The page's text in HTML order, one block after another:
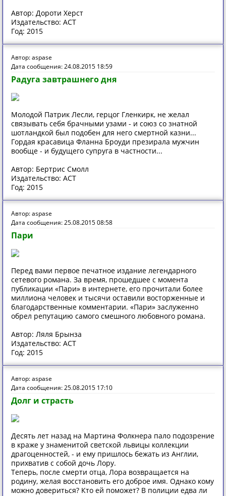
Автор: Дороти Херст
Издательство: АСТ
Год: 2015
Автор: aspase
Дата сообщения: 24.08.2015 18:59
Радуга завтрашнего дня
Молодой Патрик Лесли, герцог Гленкирк, не желал
связывать себя брачными узами - и союз со знатной
шотландкой был подобен для него смертной казни...
Гордая красавица Фланна Броуди презирала мужчин
вообще - и будущего супруга в частности...
Автор: Бертрис Смолл
Издательство: АСТ
Год: 2015
Автор: aspase
Дата сообщения: 25.08.2015 08:58
Пари
Перед вами первое печатное издание легендарного
сетевого романа. За время, прошедшее с момента
публикации «Пари» в интернете, его прочитали более
миллиона человек и тысячи оставили восторженные и
благодарственные комментарии. «Пари» заслуженно
обрел репутацию самого смешного любовного романа.
Автор: Ляля Брынза
Издательство: АСТ
Год: 2015
Автор: aspase
Дата сообщения: 25.08.2015 17:10
Долг и страсть
Десять лет назад на Мартина Фолкнера пало подозрение
в краже у знаменитой светской львицы коллекции
драгоценностей, - и ему пришлось бежать из Англии,
прихватив с собой дочь Лору.
Теперь, после смерти отца, Лора возвращается на
родину, желая восстановить его доброе имя. Однако кому
можно довериться? Кто ей поможет? В полиции едва ли